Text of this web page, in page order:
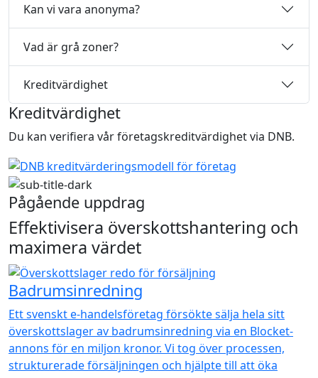
Kan vi vara anonyma?
Vad är grå zoner?
Kreditvärdighet
Kreditvärdighet
Du kan verifiera vår företagskreditvärdighet via DNB.
Pågående uppdrag
Effektivisera överskottshantering och
maximera värdet
Badrumsinredning
Ett svenskt e-handelsföretag försökte sälja hela sitt
överskottslager av badrumsinredning via en Blocket-
annons för en miljon kronor. Vi tog över processen,
strukturerade försäljningen och hjälpte till att öka